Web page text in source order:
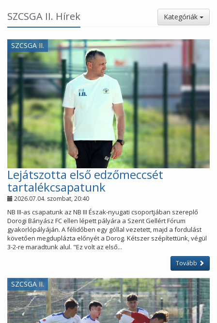
SZCSGA II. Hírek Kategóriák
SZCSGA II.
Lejátszotta első edzőmeccsét
tartalékcsapatunk
2026.07.04. szombat, 20:40
NB III-as csapatunk az NB III Észak-nyugati csoportjában szereplő
Dorogi Bányász FC ellen lépett pályára a Szent Gellért Fórum
gyakorlópályáján. A félidőben egy góllal vezetett, majd a fordulást
követően megduplázta előnyét a Dorog. Kétszer szépítettünk, végül
3-2-re maradtunk alul. "Ez volt az első...
Tovább
SZCSGA II.